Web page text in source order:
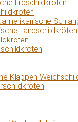
Erdschildkröten
Landschildkröten
Klappen-